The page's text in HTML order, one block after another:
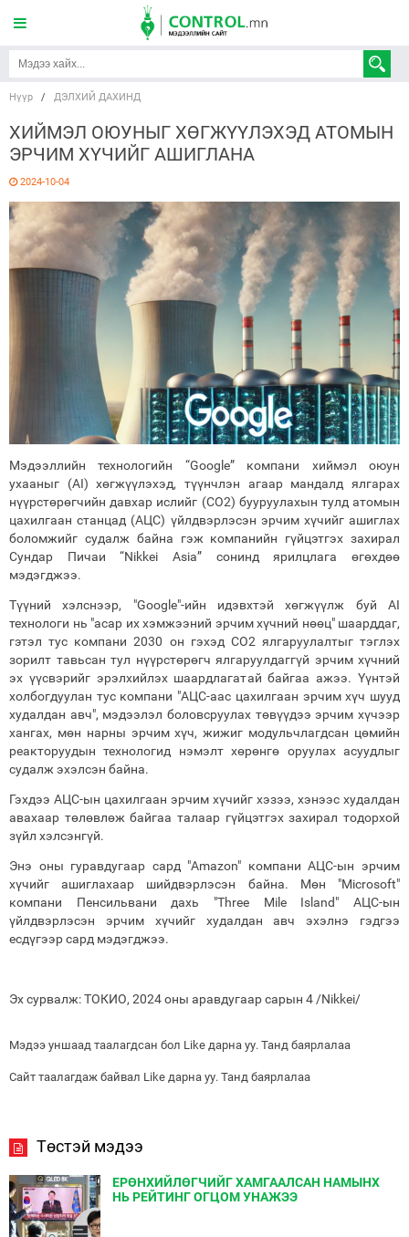
Нүүр / ДЭЛХИЙ ДАХИНД
ХИЙМЭЛ ОЮУНЫГ ХӨГЖҮҮЛЭХЭД АТОМЫН
ЭРЧИМ ХҮЧИЙГ АШИГЛАНА
2024-10-04
Мэдээллийн технологийн “Google” компани хиймэл оюун
ухааныг (AI) хөгжүүлэхэд, түүнчлэн агаар мандалд ялгарах
нүүрстөрөгчийн давхар ислийг (CO2) бууруулахын тулд атомын
цахилгаан станцад (АЦС) үйлдвэрлэсэн эрчим хүчийг ашиглах
боломжийг судалж байна гэж компанийн гүйцэтгэх захирал
Сундар Пичаи “Nikkei Asia” сонинд ярилцлага өгөхдөө
мэдэгджээ.
Түүний хэлснээр, "Google"-ийн идэвхтэй хөгжүүлж буй AI
технологи нь "асар их хэмжээний эрчим хүчний нөөц" шаарддаг,
гэтэл тус компани 2030 он гэхэд CO2 ялгаруулалтыг тэглэх
зорилт тавьсан тул нүүрстөрөгч ялгаруулдаггүй эрчим хүчний
эх үүсвэрийг эрэлхийлэх шаардлагатай байгаа ажээ. Үүнтэй
холбогдуулан тус компани "АЦС-аас цахилгаан эрчим хүч шууд
худалдан авч", мэдээлэл боловсруулах төвүүдээ эрчим хүчээр
хангах, мөн нарны эрчим хүч, жижиг модульчлагдсан цөмийн
реакторуудын технологид нэмэлт хөрөнгө оруулах асуудлыг
судалж эхэлсэн байна.
Гэхдээ АЦС-ын цахилгаан эрчим хүчийг хэзээ, хэнээс худалдан
авахаар төлөвлөж байгаа талаар гүйцэтгэх захирал тодорхой
зүйл хэлсэнгүй.
Энэ оны гуравдугаар сард "Amazon" компани АЦС-ын эрчим
хүчийг ашиглахаар шийдвэрлэсэн байна. Мөн "Microsoft"
компани Пенсильвани дахь "Three Mile Island" АЦС-ын
үйлдвэрлэсэн эрчим хүчийг худалдан авч эхэлнэ гэдгээ
есдүгээр сард мэдэгджээ.
Эх сурвалж: ТОКИО, 2024 оны аравдугаар сарын 4 /Nikkei/
Мэдээ уншаад таалагдсан бол Like дарна уу. Танд баярлалаа
Сайт таалагдаж байвал Like дарна уу. Танд баярлалаа
Төстэй мэдээ
ЕРӨНХИЙЛӨГЧИЙГ ХАМГААЛСАН НАМЫНХ
НЬ РЕЙТИНГ ОГЦОМ УНАЖЭЭ